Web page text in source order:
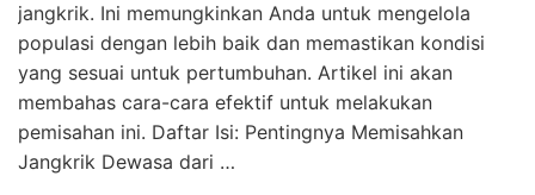
jangkrik. Ini memungkinkan Anda untuk mengelola
populasi dengan lebih baik dan memastikan kondisi
yang sesuai untuk pertumbuhan. Artikel ini akan
membahas cara-cara efektif untuk melakukan
pemisahan ini. Daftar Isi: Pentingnya Memisahkan
Jangkrik Dewasa dari …